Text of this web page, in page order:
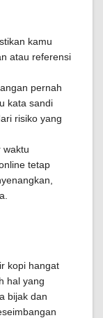
kamu
atau referensi
pernah
kata sandi
risiko yang
waktu
tetap
kopi hangat
hal yang
bijak dan